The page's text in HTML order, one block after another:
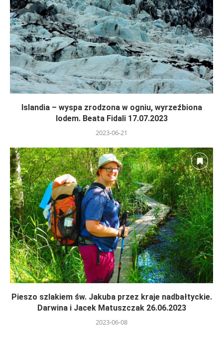
Islandia – wyspa zrodzona w ogniu, wyrzeźbiona
lodem. Beata Fidali 17.07.2023
2023-06-21
Pieszo szlakiem św. Jakuba przez kraje nadbałtyckie.
Darwina i Jacek Matuszczak 26.06.2023
2023-06-08